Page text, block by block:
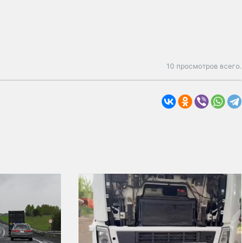
10 просмотров всего.